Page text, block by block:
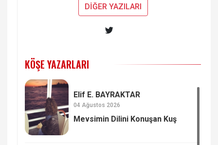
DİĞER YAZILARI
KÖŞE YAZARLARI
Elif E. BAYRAKTAR
04 Ağustos 2026
Mevsimin Dilini Konuşan Kuş